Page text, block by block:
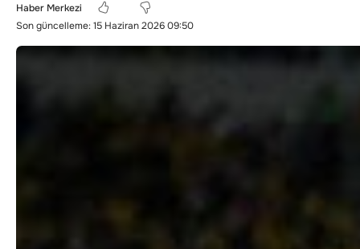
Son güncelleme: 15 Haziran 2026 09:50
Haber Merkezi